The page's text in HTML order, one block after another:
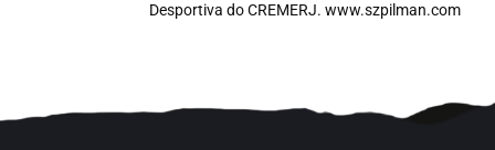
Desportiva do CREMERJ. www.szpilman.com